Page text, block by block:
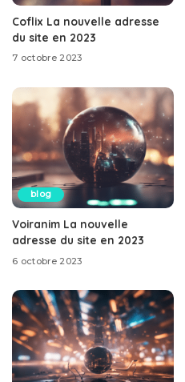
Coflix La nouvelle adresse
du site en 2023
7 octobre 2023
blog
Voiranim La nouvelle
adresse du site en 2023
6 octobre 2023